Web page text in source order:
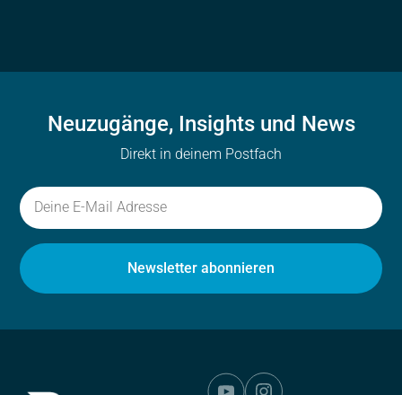
Neuzugänge, Insights und News
Direkt in deinem Postfach
E-
MAIL
ADRESSE
Newsletter abonnieren